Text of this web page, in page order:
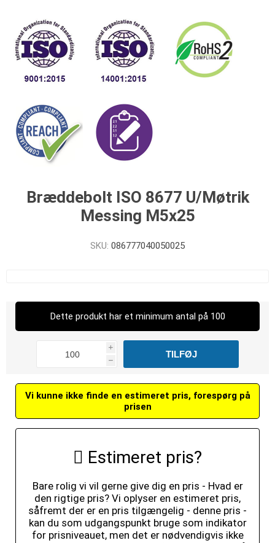
Bræddebolt ISO 8677 U/Møtrik
Messing M5x25
SKU: 086777040050025
Dette produkt har et minimum antal på 100
i
h
Vi kunne ikke finde en estimeret pris, forespørg på
prisen
Estimeret pris?
Bare rolig vi vil gerne give dig en pris - Hvad er
den rigtige pris? Vi oplyser en estimeret pris,
såfremt der er en pris tilgængelig - denne pris -
kan du som udgangspunkt bruge som indikator
for prisniveauet, men det er nødvendigvis ikke